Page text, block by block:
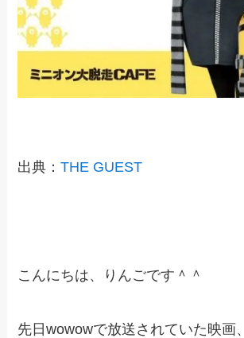
出典：THE GUEST
こんにちは、りんごです＾＾
先日wowowで放送されていた映画、